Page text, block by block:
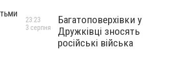
Багатоповерхівки у
Дружківці зносять
російські війська
23:23
3 серпня